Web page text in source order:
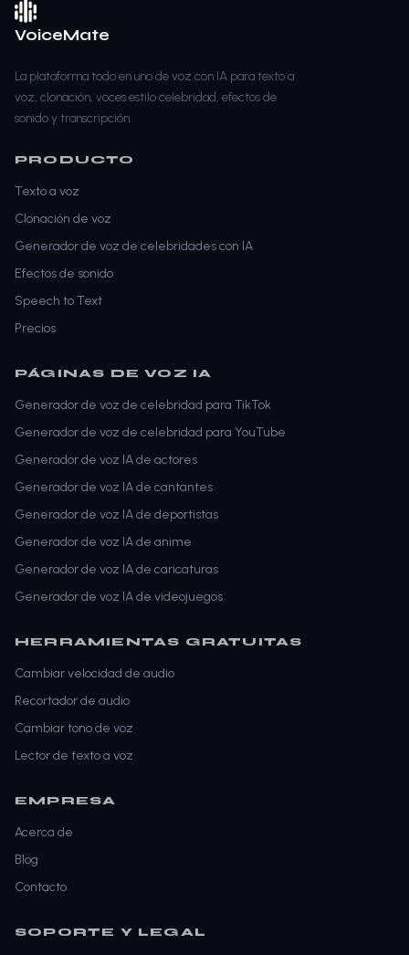
VoiceMate
La plataforma todo en uno de voz con IA para texto a
voz, clonación, voces estilo celebridad, efectos de
sonido y transcripción.
PRODUCTO
Texto a voz
Clonación de voz
Generador de voz de celebridades con IA
Efectos de sonido
Speech to Text
Precios
PÁGINAS DE VOZ IA
Generador de voz de celebridad para TikTok
Generador de voz de celebridad para YouTube
Generador de voz IA de actores
Generador de voz IA de cantantes
Generador de voz IA de deportistas
Generador de voz IA de anime
Generador de voz IA de caricaturas
Generador de voz IA de videojuegos
HERRAMIENTAS GRATUITAS
Cambiar velocidad de audio
Recortador de audio
Cambiar tono de voz
Lector de texto a voz
EMPRESA
Acerca de
Blog
Contacto
SOPORTE Y LEGAL